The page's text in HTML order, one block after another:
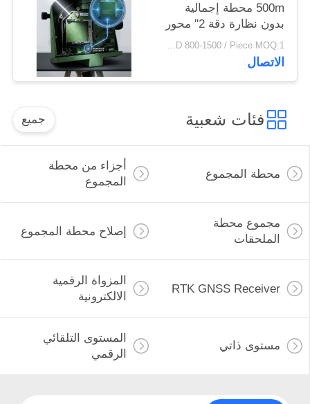
500m محطة إجمالية
بدون نظارة دقة 2'' محور
مزدوج جهاز مسح LCD
USD 800-1500 / Piece MOQ:1 قطعة
الاتصال
فئات شعبية جميع
محطة المجموع
أجزاء من محطة
المجموع
مجموع محطة
الملحقات
إصلاح محطة المجموع
RTK GNSS Receiver
المزواة الرقمية
الالكترونية
مستوى ذاتي
المستوى التلقائي
الرقمي